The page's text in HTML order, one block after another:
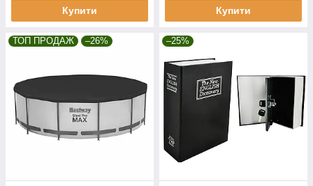
Купити Купити
ТОП ПРОДАЖ –26% –25%